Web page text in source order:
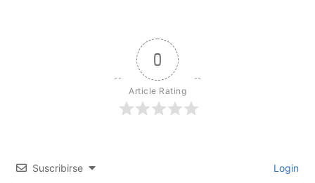
0
Article Rating
Suscribirse Login